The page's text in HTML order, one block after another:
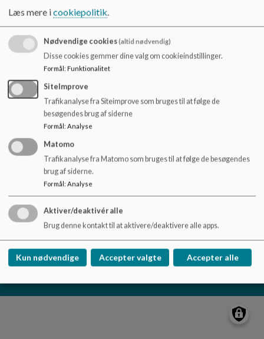
i
Dokumenter
Ferieplan 2024-25_0.pdf
Vadgård Skole
Kong Hans Allé 32, 2860 Søborg
vadgaard@gladsaxe.dk
+45 39576515
EAN NR.
5798008694479
Sitemap
Cookie politik
Læs mere icookiepolitik.
Nødvendige cookies(altid nødvendig)
Disse cookies gemmer dine valg om cookieindstillinger.
Formål: Funktionalitet
SiteImprove
Trafikanalyse fra Siteimprove som bruges til at følge de
besøgendes brug af siderne
Formål: Analyse
Matomo
Trafikanalyse fra Matomo som bruges til at følge de besøgendes
brug af siderne.
Formål: Analyse
Aktiver/deaktivér alle
Brug denne kontakt til at aktivere/deaktivere alle apps.
Kun nødvendige Accepter valgte Accepter alle